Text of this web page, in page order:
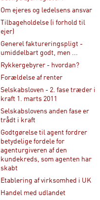
Om ejeres og ledelsens ansvar
Tilbageholdelse (i forhold til
ejer)
Generel faktureringspligt -
umiddelbart godt, men ...
Rykkergebyrer - hvordan?
Forældelse af renter
Selskabsloven - 2. fase træder i
kraft 1. marts 2011
Selskabslovens anden fase er
trådt i kraft
Godtgørelse til agent fordrer
betydelige fordele for
agenturgiveren af den
kundekreds, som agenten har
skabt
Etablering af virksomhed i UK
Handel med udlandet